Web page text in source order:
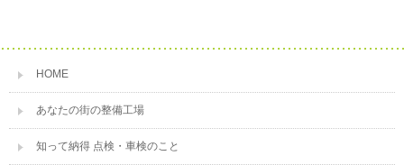
HOME
あなたの街の整備工場
知って納得 点検・車検のこと